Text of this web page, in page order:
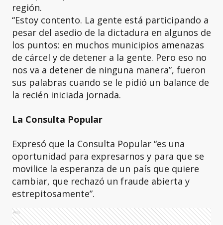
región.
“Estoy contento. La gente está participando a
pesar del asedio de la dictadura en algunos de
los puntos: en muchos municipios amenazas
de cárcel y de detener a la gente. Pero eso no
nos va a detener de ninguna manera”, fueron
sus palabras cuando se le pidió un balance de
la recién iniciada jornada.
La Consulta Popular
Expresó que la Consulta Popular “es una
oportunidad para expresarnos y para que se
movilice la esperanza de un país que quiere
cambiar, que rechazó un fraude abierta y
estrepitosamente”.
Ads